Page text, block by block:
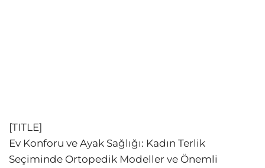
[TITLE]
Ev Konforu ve Ayak Sağlığı: Kadın Terlik
Seçiminde Ortopedik Modeller ve Önemli